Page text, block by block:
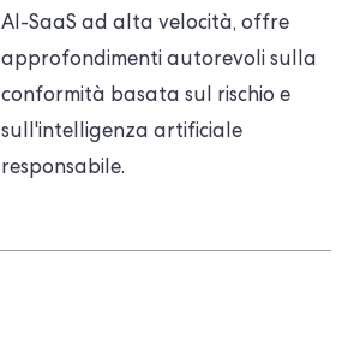
AI-SaaS ad alta velocità, offre
approfondimenti autorevoli sulla
conformità basata sul rischio e
sull'intelligenza artificiale
responsabile.